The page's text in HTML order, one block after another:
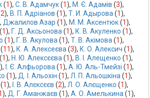
(1), С. В. Адамчук (1), М. Є. Адамів (3),
2), В. П. Адріанов (1), Т. И. Адырова (1),
Джалилов Азар (1), М. М. Аксентюк (1),
(1), Г. Д. Аксьонова (1), К. В. Акуленко (1),
(1), Г. В. Акулова (1), Т. В. Акімова (1),
(11), К. А. Алексеєва (3), К. О. Алексич (1),
(1), Н. Ю. Алексєєва (1), В. І. Алещенко (1),
), І. Є. Алфьорова (1), А. Ю. Аль-Тмейзі (1),
(1), Д. І. Альохін (1), Л. П. Альошкіна (1),
(1), І. В. Алєксєєв (2), Л. О. Алєщенко (1),
), Д. Г. Аманжаєв (1), А. О. Амелькина (1),